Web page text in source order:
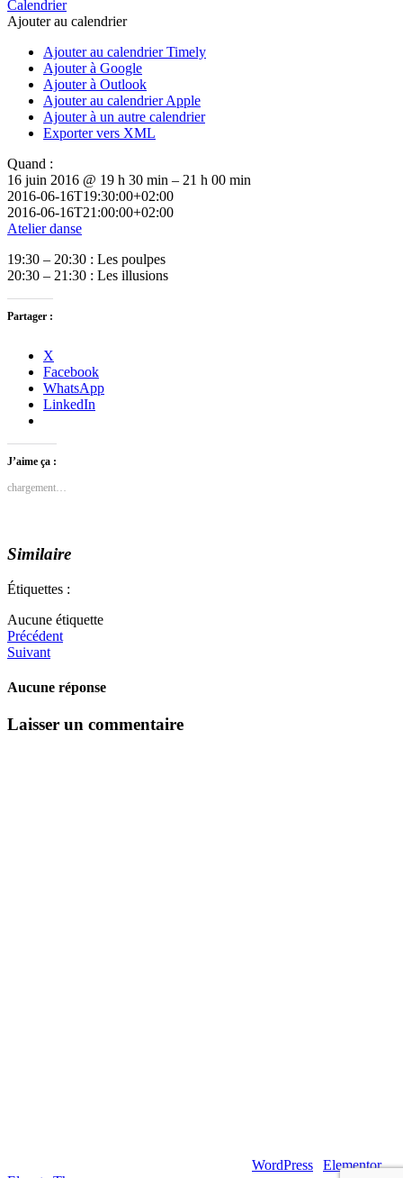
Calendrier
Ajouter au calendrier
Ajouter au calendrier Timely
Ajouter à Google
Ajouter à Outlook
Ajouter au calendrier Apple
Ajouter à un autre calendrier
Exporter vers XML
Quand :
16 juin 2016 @ 19 h 30 min – 21 h 00 min
2016-06-16T19:30:00+02:00
2016-06-16T21:00:00+02:00
Atelier danse
19:30 – 20:30 : Les poulpes
20:30 – 21:30 : Les illusions
Partager :
X
Facebook
WhatsApp
LinkedIn
J’aime ça :
chargement…
Similaire
Étiquettes :
Aucune étiquette
Précédent
Suivant
Aucune réponse
Laisser un commentaire
WordPress Elementor|